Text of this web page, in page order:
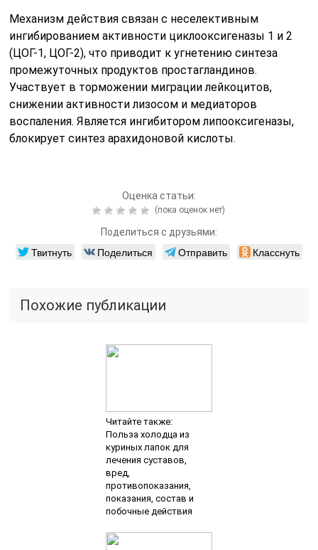
Механизм действия связан с неселективным
ингибированием активности циклооксигеназы 1 и 2
(ЦОГ-1, ЦОГ-2), что приводит к угнетению синтеза
промежуточных продуктов простагландинов.
Участвует в торможении миграции лейкоцитов,
снижении активности лизосом и медиаторов
воспаления. Является ингибитором липооксигеназы,
блокирует синтез арахидоновой кислоты.
Оценка статьи:
(пока оценок нет)
Поделиться с друзьями:
Твитнуть Поделиться Отправить Класснуть
Похожие публикации
Читайте также:
Польза холодца из
куриных лапок для
лечения суставов,
вред,
противопоказания,
показания, состав и
побочные действия